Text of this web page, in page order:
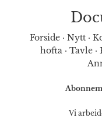
Forside · Nytt ·
hofta· Tavle·
Vi